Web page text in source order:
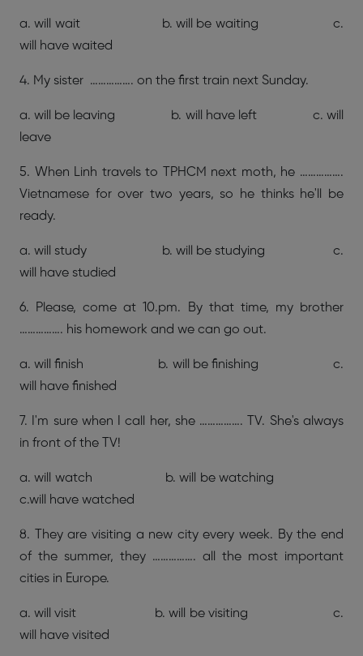
a. will wait b. will be waiting c.
will have waited
4. My sister ……………. on the first train next Sunday.
a. will be leaving b. will have left c. will
leave
5. When Linh travels to TPHCM next moth, he …………….
Vietnamese for over two years, so he thinks he'll be
ready.
a. will study b. will be studying c.
will have studied
6. Please, come at 10.pm. By that time, my brother
……………. his homework and we can go out.
a. will finish b. will be finishing c.
will have finished
7. I'm sure when I call her, she ……………. TV. She's always
in front of the TV!
a. will watch b. will be watching
c.will have watched
8. They are visiting a new city every week. By the end
of the summer, they ……………. all the most important
cities in Europe.
a. will visit b. will be visiting c.
will have visited